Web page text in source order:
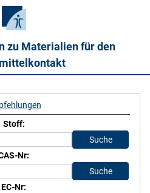
zu Materialien für den
Stoff:
Nr:
EC-Nr: